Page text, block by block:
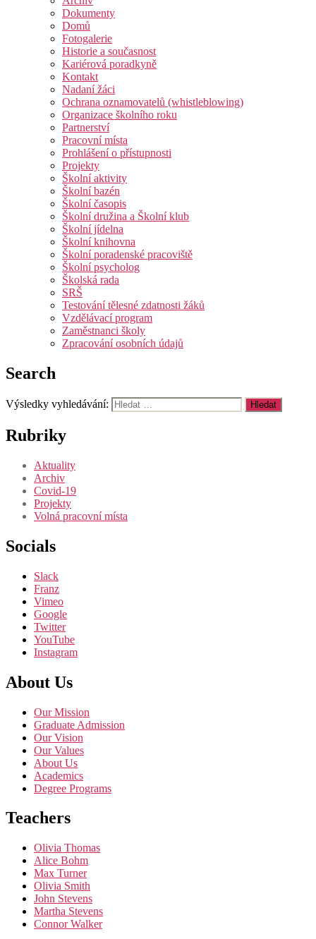
Dokumenty
Domů
Fotogalerie
Historie a současnost
Kariérová poradkyně
Kontakt
Nadaní žáci
Ochrana oznamovatelů (whistleblowing)
Organizace školního roku
Partnerství
Pracovní místa
Prohlášení o přístupnosti
Projekty
Školní aktivity
Školní bazén
Školní časopis
Školní družina a Školní klub
Školní jídelna
Školní knihovna
Školní poradenské pracoviště
Školní psycholog
Školská rada
SRŠ
Testování tělesné zdatnosti žáků
Vzdělávací program
Zaměstnanci školy
Zpracování osobních údajů
Search
Výsledky vyhledávání:
Rubriky
Aktuality
Archiv
Covid-19
Projekty
Volná pracovní místa
Socials
Slack
Franz
Vimeo
Google
Twitter
YouTube
Instagram
About Us
Our Mission
Graduate Admission
Our Vision
Our Values
About Us
Academics
Degree Programs
Teachers
Olivia Thomas
Alice Bohm
Max Turner
Olivia Smith
John Stevens
Martha Stevens
Connor Walker